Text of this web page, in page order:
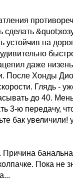
сделать
устойчив на
даже
После Хонды
Глядь -
до 40.
3-ю передачу,
бак
Пока не